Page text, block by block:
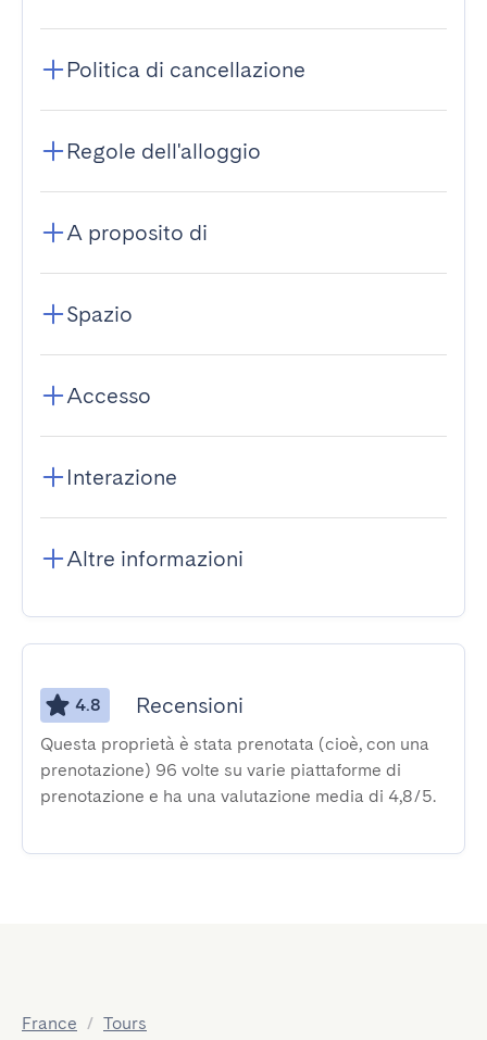
Politica di cancellazione
Regole dell'alloggio
A proposito di
Spazio
Accesso
Interazione
Altre informazioni
4.8 Recensioni
Questa proprietà è stata prenotata (cioè, con una
prenotazione) 96 volte su varie piattaforme di
prenotazione e ha una valutazione media di 4,8/5.
France / Tours